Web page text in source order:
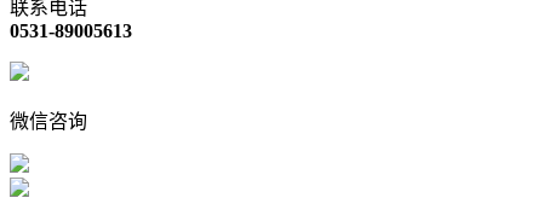
联系电话
0531-89005613
微信咨询